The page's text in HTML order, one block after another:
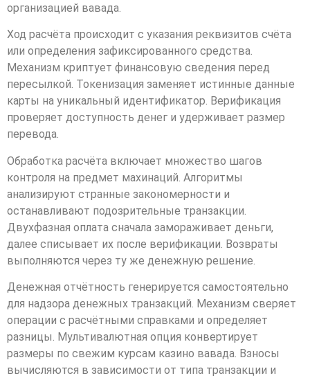
организацией вавада.
Ход расчёта происходит с указания реквизитов счёта
или определения зафиксированного средства.
Механизм криптует финансовую сведения перед
пересылкой. Токенизация заменяет истинные данные
карты на уникальный идентификатор. Верификация
проверяет доступность денег и удерживает размер
перевода.
Обработка расчёта включает множество шагов
контроля на предмет махинаций. Алгоритмы
анализируют странные закономерности и
останавливают подозрительные транзакции.
Двухфазная оплата сначала замораживает деньги,
далее списывает их после верификации. Возвраты
выполняются через ту же денежную решение.
Денежная отчётность генерируется самостоятельно
для надзора денежных транзакций. Механизм сверяет
операции с расчётными справками и определяет
разницы. Мультивалютная опция конвертирует
размеры по свежим курсам казино вавада. Взносы
вычисляются в зависимости от типа транзакции и